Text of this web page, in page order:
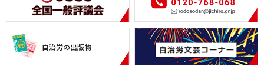
自治労の出版物